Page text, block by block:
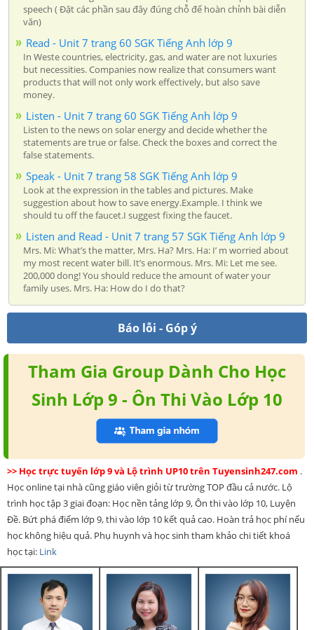
speech ( Đặt các phần sau đây đúng chỗ để hoàn chỉnh bài diễn
văn)
Read - Unit 7 trang 60 SGK Tiếng Anh lớp 9
In Weste countries, electricity, gas, and water are not luxuries
but necessities. Companies now realize that consumers want
products that will not only work effectively, but also save
money.
Listen - Unit 7 trang 60 SGK Tiếng Anh lớp 9
Listen to the news on solar energy and decide whether the
statements are true or false. Check the boxes and correct the
false statements.
Speak - Unit 7 trang 58 SGK Tiếng Anh lớp 9
Look at the expression in the tables and pictures. Make
suggestion about how to save energy.Example. I think we
should tu off the faucet.I suggest fixing the faucet.
Listen and Read - Unit 7 trang 57 SGK Tiếng Anh lớp 9
Mrs. Mi: What’s the matter, Mrs. Ha? Mrs. Ha: I’ m worried about
my most recent water bill. It’s enormous. Mrs. Mi: Let me see.
200,000 dong! You should reduce the amount of water your
family uses. Mrs. Ha: How do I do that?
Báo lỗi - Góp ý
Tham Gia Group Dành Cho Học
Sinh Lớp 9 - Ôn Thi Vào Lớp 10
>> Học trực tuyến lớp 9 và Lộ trình UP10 trên Tuyensinh247.com .
Học online tại nhà cũng giáo viên giỏi từ trường TOP đầu cả nước. Lộ
trình học tập 3 giai đoạn: Học nền tảng lớp 9, Ôn thi vào lớp 10, Luyện
Đề. Bứt phá điểm lớp 9, thi vào lớp 10 kết quả cao. Hoàn trả học phí nếu
học không hiệu quả. Phụ huynh và học sinh tham khảo chi tiết khoá
học tại: Link